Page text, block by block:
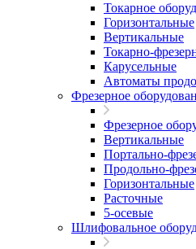
Токарное
Горизонтальные
Вертикальные
Токарно-
Карусельные
Автоматы
Фрезерное
Фрезерное
Вертикальные
Портально-
Продольно-
Горизонтальные
Расточные
5-осевые
Шлифовальное